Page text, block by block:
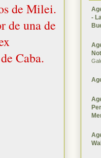
de Milei.
de una de
Caba.
-